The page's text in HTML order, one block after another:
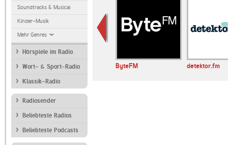
Soundtracks & Musical
Kinder-Musik
Mehr Genres
Hörspiele im Radio
Wort- & Sport-Radio
Klassik-Radio
Radiosender
Beliebteste Radios
Beliebteste Podcasts
ROCK ANTENNE ByteFM detektor.fm